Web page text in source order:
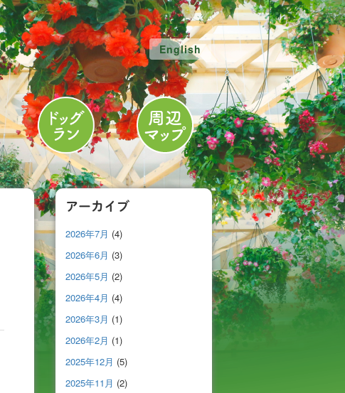
English
アーカイブ
2026年7月 (4)
2026年6月 (3)
2026年5月 (2)
2026年4月 (4)
2026年3月 (1)
2026年2月 (1)
2025年12月 (5)
2025年11月 (2)